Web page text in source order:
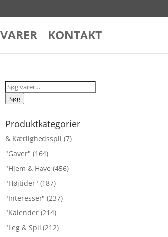
VARER KONTAKT
Søg
efter:
Søg
Produktkategorier
& Kærlighedsspil (7)
"Gaver" (164)
"Hjem & Have (456)
"Højtider" (187)
"Interesser" (237)
"Kalender (214)
"Leg & Spil (212)